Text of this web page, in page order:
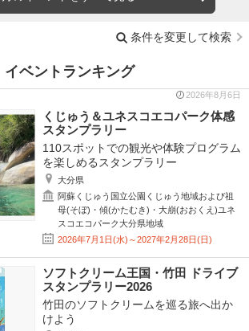
条件を変更して検索
イベントランキング
2026年8月6日
くじゅう＆ユネスコエコパーク体感
スタンプラリー
110スポットでの観光や体験プログラム
を楽しめるスタンプラリー
大分県
阿蘇くじゅう国立公園くじゅう地域および祖
母(そぼ)・傾(かたむき)・大崩(おおくえ)ユネ
スコエコパーク大分県地域
2026年7月1日(水)～2027年2月28日(日)
ソフトクリーム王国・竹田 ドライブ
スタンプラリー2026
竹田のソフトクリームを巡る旅へ出か
けよう